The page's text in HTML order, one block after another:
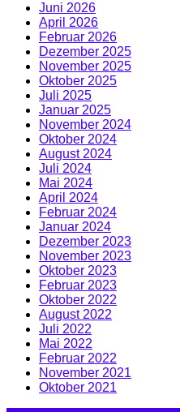
Juni 2026
April 2026
Februar 2026
Dezember 2025
November 2025
Oktober 2025
Juli 2025
Januar 2025
November 2024
Oktober 2024
August 2024
Juli 2024
Mai 2024
April 2024
Februar 2024
Januar 2024
Dezember 2023
November 2023
Oktober 2023
Februar 2023
Oktober 2022
August 2022
Juli 2022
Mai 2022
Februar 2022
November 2021
Oktober 2021